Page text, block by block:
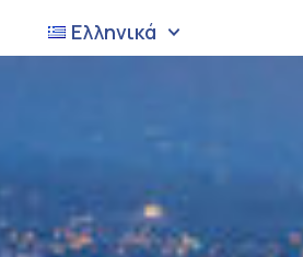
Ελληνικά